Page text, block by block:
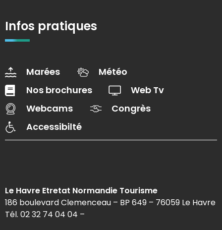
Infos pratiques
Marées
Météo
Nos brochures
Web Tv
Webcams
Congrès
Accessibilté
Le Havre Etretat Normandie Tourisme
186 boulevard Clemenceau – BP 649 – 76059 Le Havre
Tél. 02 32 74 04 04 –